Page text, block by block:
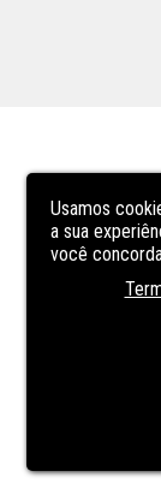
Usamos
a sua
você